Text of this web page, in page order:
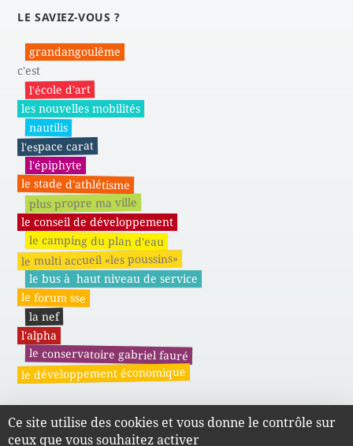
LE SAVIEZ-VOUS ?
grandangoulême
c'est
l'école d'art
les nouvelles mobilités
nautilis
l'espace carat
l'épiphyte
le stade d'athlétisme
plus propre ma ville
le conseil de développement
le camping du plan d'eau
le multi accueil «les poussins»
le bus à haut niveau de service
le forum sse
la nef
l'alpha
le conservatoire gabriel fauré
le développement économique
Actes administratifs du SMAPE
Ce site utilise des cookies et vous donne le contrôle sur
ceux que vous souhaitez activer